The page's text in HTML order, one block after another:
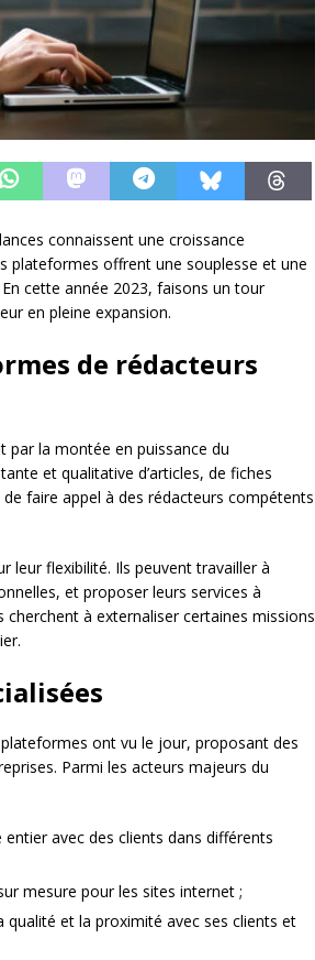
connaissent une croissance
plateformes offrent une souplesse et une
cette année 2023, faisons un tour
en pleine expansion.
de rédacteurs
par la montée en puissance du
et qualitative d’articles, de fiches
faire appel à des rédacteurs compétents
leur flexibilité. Ils peuvent travailler à
et proposer leurs services à
cherchent à externaliser certaines missions
ont vu le jour, proposant des
Parmi les acteurs majeurs du
avec des clients dans différents
mesure pour les sites internet ;
et la proximité avec ses clients et